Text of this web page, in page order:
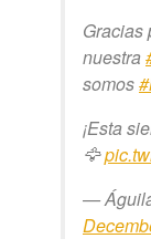
Gracias
nuestra
somos
¡Esta
🦅
—